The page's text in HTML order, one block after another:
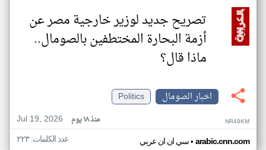
تصريح جديد لوزير خارجية مصر عن
أزمة البحارة المختطفين بالصومال..
ماذا قال؟
اخبار الصومال
Politics
Jul 19, 2026
منذ ١٨ يوم NR49KM
سي ان ان عربي• arabic.cnn.com عدد الكلمات: ٢٢٣